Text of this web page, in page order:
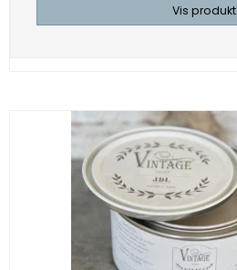
Vis produkt